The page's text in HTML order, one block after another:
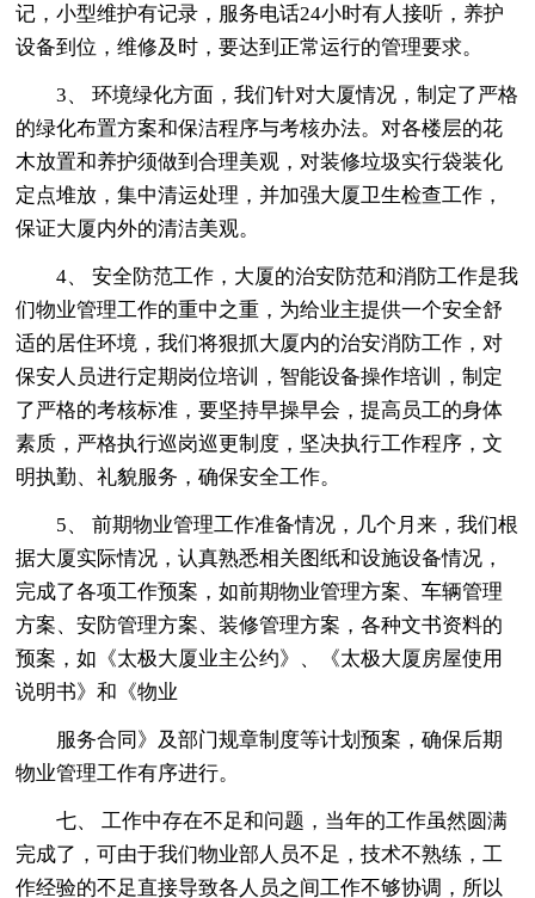
记，小型维护有记录，服务电话24小时有人接听，养护
设备到位，维修及时，要达到正常运行的管理要求。
3、 环境绿化方面，我们针对大厦情况，制定了严格
的绿化布置方案和保洁程序与考核办法。对各楼层的花
木放置和养护须做到合理美观，对装修垃圾实行袋装化
定点堆放，集中清运处理，并加强大厦卫生检查工作，
保证大厦内外的清洁美观。
4、 安全防范工作，大厦的治安防范和消防工作是我
们物业管理工作的重中之重，为给业主提供一个安全舒
适的居住环境，我们将狠抓大厦内的治安消防工作，对
保安人员进行定期岗位培训，智能设备操作培训，制定
了严格的考核标准，要坚持早操早会，提高员工的身体
素质，严格执行巡岗巡更制度，坚决执行工作程序，文
明执勤、礼貌服务，确保安全工作。
5、 前期物业管理工作准备情况，几个月来，我们根
据大厦实际情况，认真熟悉相关图纸和设施设备情况，
完成了各项工作预案，如前期物业管理方案、车辆管理
方案、安防管理方案、装修管理方案，各种文书资料的
预案，如《太极大厦业主公约》、《太极大厦房屋使用
说明书》和《物业
服务合同》及部门规章制度等计划预案，确保后期
物业管理工作有序进行。
七、 工作中存在不足和问题，当年的工作虽然圆满
完成了，可由于我们物业部人员不足，技术不熟练，工
作经验的不足直接导致各人员之间工作不够协调，所以